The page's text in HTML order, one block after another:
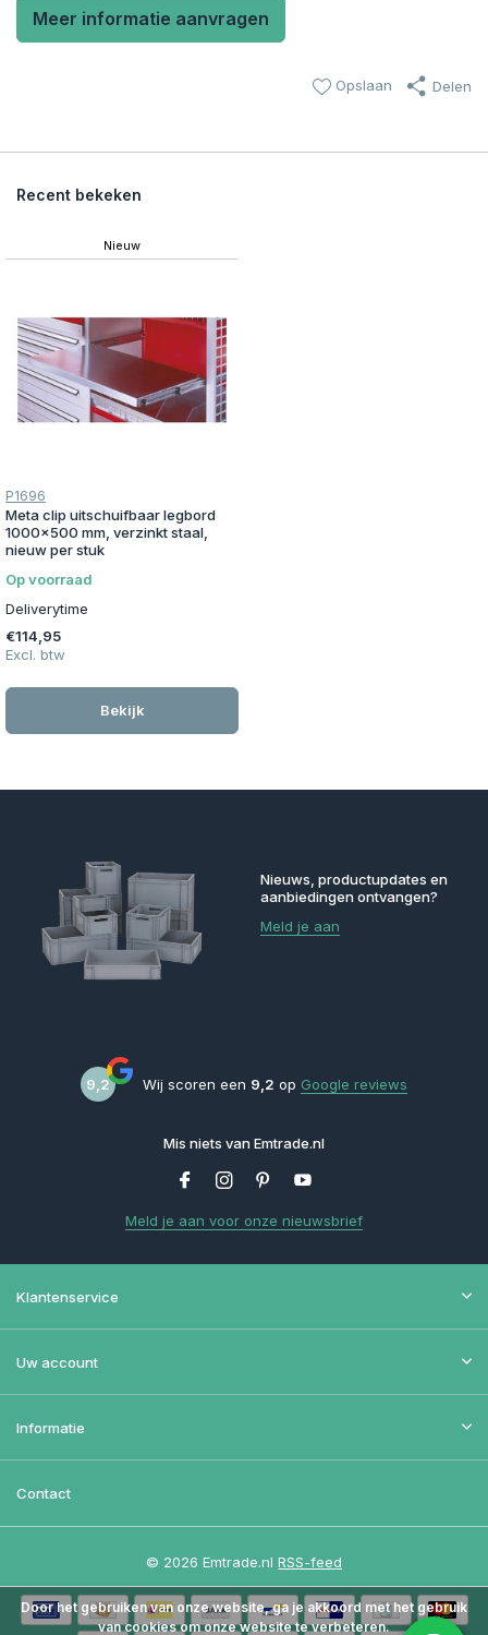
Meer informatie aanvragen
Opslaan Delen
Recent bekeken
Nieuw
P1696
Meta clip uitschuifbaar legbord
1000x500 mm, verzinkt staal,
nieuw per stuk
Op voorraad
Deliverytime
€114,95
Excl. btw
Bekijk
Nieuws, productupdates en
aanbiedingen ontvangen?
Meld je aan
9,2 Wij scoren een 9,2 op Google reviews
Mis niets van Emtrade.nl
Meld je aan voor onze nieuwsbrief
Klantenservice
Uw account
Informatie
Contact
© 2026 Emtrade.nl RSS-feed
Door het gebruiken van onze website, ga je akkoord met het gebruik
van cookies om onze website te verbeteren.